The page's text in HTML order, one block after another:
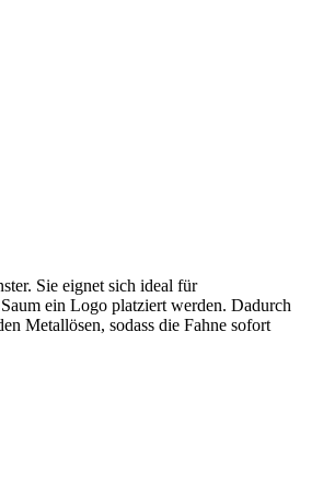
Sie eignet sich ideal für
ein Logo platziert werden. Dadurch
Metallösen, sodass die Fahne sofort